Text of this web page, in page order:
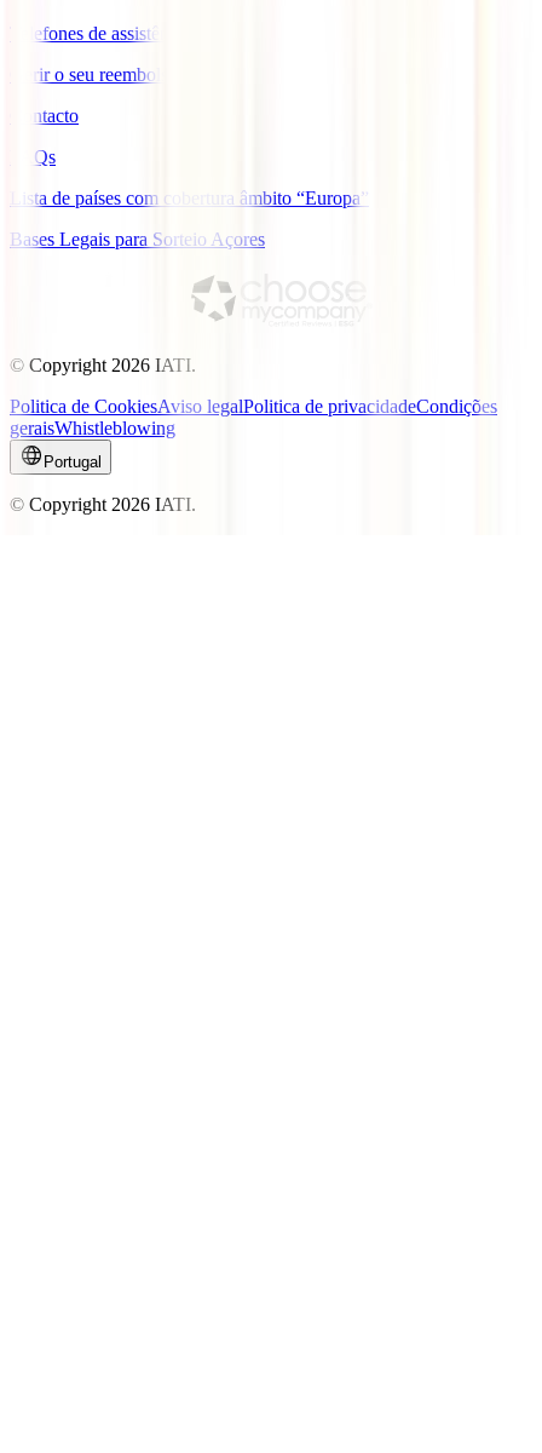
Telefones de assistência
Gerir o seu reembolso
Contacto
FAQs
Lista de países com cobertura âmbito “Europa”
Bases Legais para Sorteio Açores
© Copyright 2026 IATI.
Politica de CookiesAviso legalPolitica de privacidadeCondições
geraisWhistleblowing
Portugal
© Copyright 2026 IATI.